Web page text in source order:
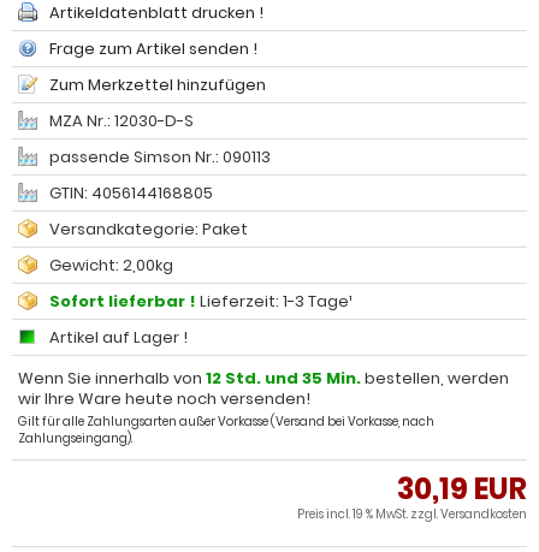
Artikeldatenblatt drucken !
Frage zum Artikel senden !
Zum Merkzettel hinzufügen
MZA Nr.: 12030-D-S
passende Simson Nr.: 090113
GTIN: 4056144168805
Versandkategorie: Paket
Gewicht: 2,00kg
Sofort lieferbar ! Lieferzeit: 1-3 Tage¹
Artikel auf Lager !
Wenn Sie innerhalb von 12 Std. und 35 Min.bestellen, werden
wir Ihre Ware heute noch versenden!
Gilt für alle Zahlungsarten außer Vorkasse (Versand bei Vorkasse, nach
Zahlungseingang).
30,19 EUR
Preis incl. 19 % MwSt. zzgl.Versandkosten